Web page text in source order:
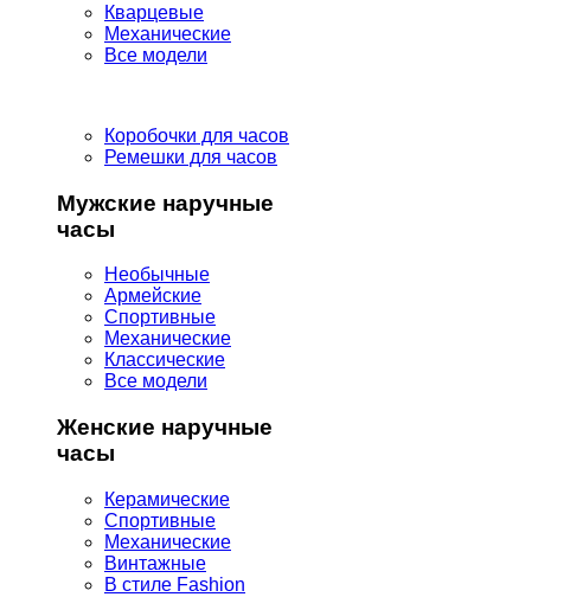
Кварцевые
Механические
Все модели
Коробочки для часов
Ремешки для часов
Мужские наручные
часы
Необычные
Армейские
Спортивные
Механические
Классические
Все модели
Женские наручные
часы
Керамические
Спортивные
Механические
Винтажные
В стиле Fashion